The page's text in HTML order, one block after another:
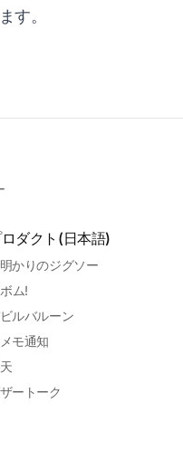
す。
ダクト(日本語)
かりのジグソー
ム!
ルバルーン
モ通知
ートーク